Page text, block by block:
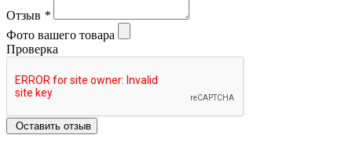
Отзыв *
Фото вашего товара
Проверка
Оставить отзыв